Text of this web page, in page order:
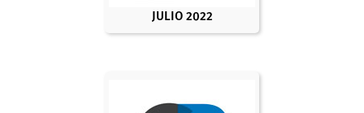
JULIO 2022